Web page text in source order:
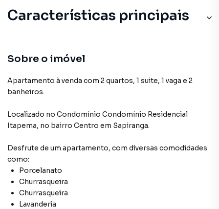
Características principais
Sobre o imóvel
Apartamento à venda com 2 quartos, 1 suite, 1 vaga e 2
banheiros.
Localizado no Condomínio Condomínio Residencial
Itapema, no bairro Centro em Sapiranga.
Desfrute de um apartamento, com diversas comodidades
como:
Porcelanato
Churrasqueira
Churrasqueira
Lavanderia